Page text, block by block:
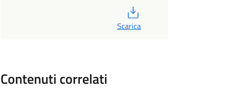
Scarica
Contenuti correlati